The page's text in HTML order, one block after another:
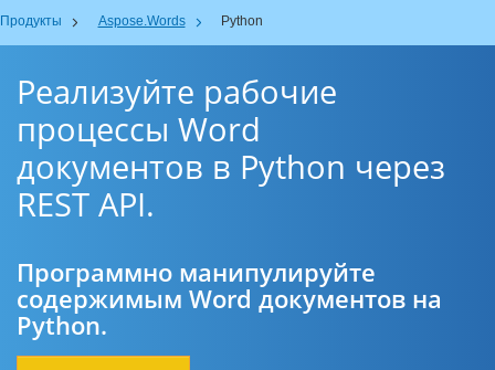
Продукты Aspose.Words Python
Реализуйте рабочие
процессы Word
документов в Python через
REST API.
Программно манипулируйте
содержимым Word документов на
Python.